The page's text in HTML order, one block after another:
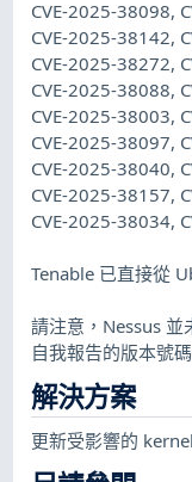
CVE-2025-38098,
CVE-2025-38142,
CVE-2025-38272,
CVE-2025-38088,
CVE-2025-38003,
CVE-2025-38097,
CVE-2025-38040,
CVE-2025-38157,
CVE-2025-38034,
Tenable 已直接從
請注意，Nessus
自我報告的版本號
解決方案
更新受影響的